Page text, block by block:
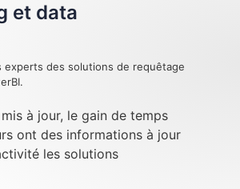
et data
des solutions de requêtage
à jour, le gain de temps
ont des informations à jour
les solutions